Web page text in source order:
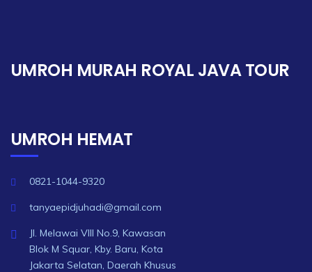
UMROH MURAH ROYAL JAVA TOUR
UMROH HEMAT
0821-1044-9320
tanyaepidjuhadi@gmail.com
Jl. Melawai VIII No.9, Kawasan
Blok M Squar, Kby. Baru, Kota
Jakarta Selatan, Daerah Khusus